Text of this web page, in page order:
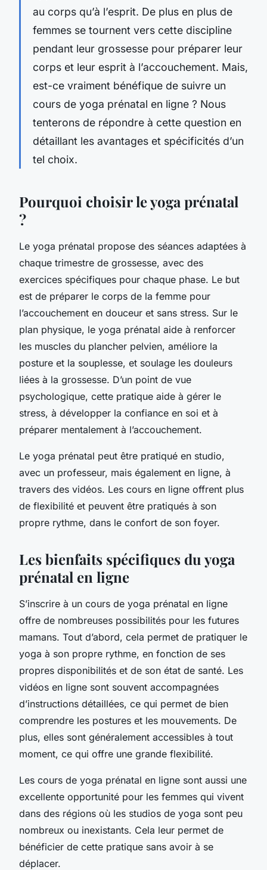
au corps qu’à l’esprit. De plus en plus de
femmes se tournent vers cette discipline
pendant leur grossesse pour préparer leur
corps et leur esprit à l’accouchement. Mais,
est-ce vraiment bénéfique de suivre un
cours de yoga prénatal en ligne ? Nous
tenterons de répondre à cette question en
détaillant les avantages et spécificités d’un
tel choix.
Pourquoi choisir le yoga prénatal
?
Le yoga prénatal propose des séances adaptées à
chaque trimestre de grossesse, avec des
exercices spécifiques pour chaque phase. Le but
est de préparer le corps de la femme pour
l’accouchement en douceur et sans stress. Sur le
plan physique, le yoga prénatal aide à renforcer
les muscles du plancher pelvien, améliore la
posture et la souplesse, et soulage les douleurs
liées à la grossesse. D’un point de vue
psychologique, cette pratique aide à gérer le
stress, à développer la confiance en soi et à
préparer mentalement à l’accouchement.
Le yoga prénatal peut être pratiqué en studio,
avec un professeur, mais également en ligne, à
travers des vidéos. Les cours en ligne offrent plus
de flexibilité et peuvent être pratiqués à son
propre rythme, dans le confort de son foyer.
Les bienfaits spécifiques du yoga
prénatal en ligne
S’inscrire à un cours de yoga prénatal en ligne
offre de nombreuses possibilités pour les futures
mamans. Tout d’abord, cela permet de pratiquer le
yoga à son propre rythme, en fonction de ses
propres disponibilités et de son état de santé. Les
vidéos en ligne sont souvent accompagnées
d’instructions détaillées, ce qui permet de bien
comprendre les postures et les mouvements. De
plus, elles sont généralement accessibles à tout
moment, ce qui offre une grande flexibilité.
Les cours de yoga prénatal en ligne sont aussi une
excellente opportunité pour les femmes qui vivent
dans des régions où les studios de yoga sont peu
nombreux ou inexistants. Cela leur permet de
bénéficier de cette pratique sans avoir à se
déplacer.